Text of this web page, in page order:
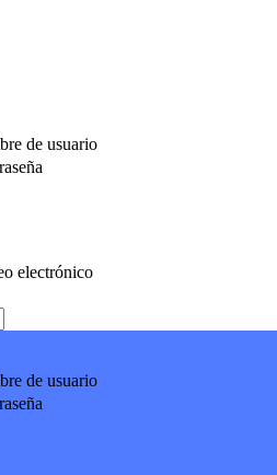
de usuario
electrónico
de usuario